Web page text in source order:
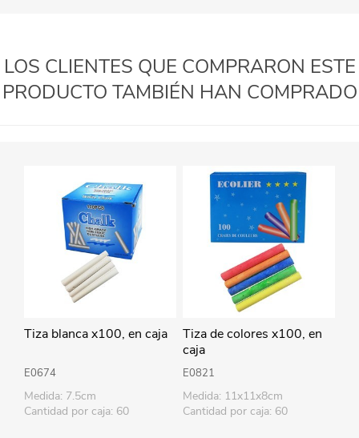
LOS CLIENTES QUE COMPRARON ESTE
PRODUCTO TAMBIÉN HAN COMPRADO
Tiza blanca x100, en caja
E0674
Medida: 7.5cm
Cantidad por caja: 60
Tiza de colores x100, en
caja
E0821
Medida: 11x11x8cm
Cantidad por caja: 60